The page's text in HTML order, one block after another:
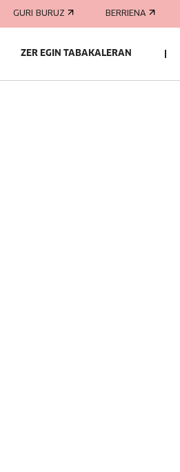
GURI BURUZ BERRIENA
ZER EGIN TABAKALERAN